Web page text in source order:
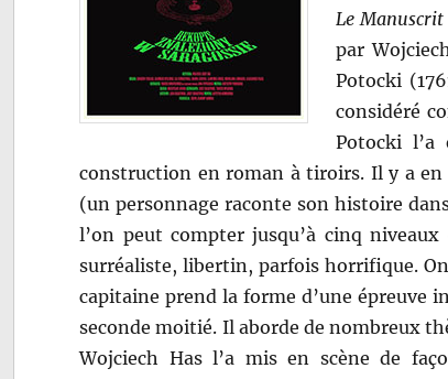
Le Manuscrit
par
Potocki
considéré
Potocki
construction en roman à tiroirs. Il y a en
(un personnage raconte son histoire
l’on peut compter jusqu’à cinq niveaux
surréaliste, libertin, parfois horrifique.
capitaine prend la forme d’une épreuve
seconde moitié. Il aborde de nombreux
Wojciech Has l’a mis en scène de